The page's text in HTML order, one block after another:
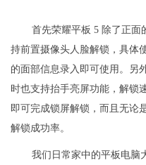
首先荣耀平板 5 除了正面
持前置摄像头人脸解锁，具体
的面部信息录入即可使用。另
时也支持抬手亮屏功能，解锁
即可完成锁屏解锁，而且无论
解锁成功率。
我们日常家中的平板电脑